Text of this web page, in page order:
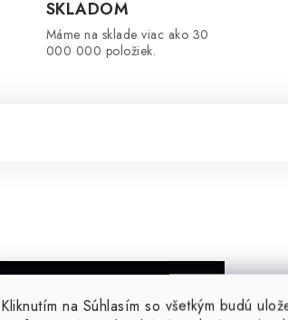
Kliknutím na Súhlasím so všetkým budú
SKLADOM
Máme na sklade viac ako 30
000 000 položiek.